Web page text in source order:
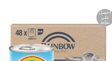
احصل
على
نقاط